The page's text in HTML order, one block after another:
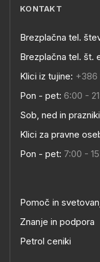
KONTAKT
Brezplačna tel.
Brezplačna tel. št.
Klici iz tujine: +386
Pon - pet: 6:00 -
Sob, ned in
Klici za pravne
Pon - pet: 7:00 -
Pomoč in
Znanje in podpora
Petrol ceniki